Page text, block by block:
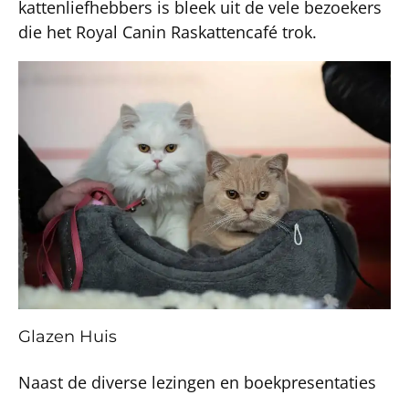
kattenliefhebbers is bleek uit de vele bezoekers
die het Royal Canin Raskattencafé trok.
Glazen Huis
Naast de diverse lezingen en boekpresentaties